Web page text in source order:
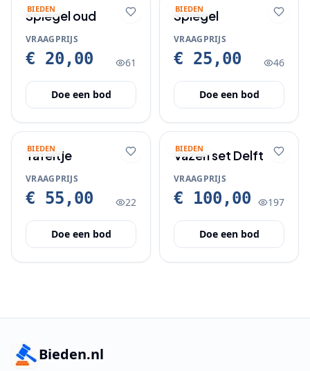
BIEDEN
Spiegel oud
VRAAGPRIJS
€ 20,00 61
Doe een bod
BIEDEN
Spiegel
VRAAGPRIJS
€ 25,00 46
Doe een bod
BIEDEN
Tafeltje
VRAAGPRIJS
€ 55,00 22
Doe een bod
BIEDEN
Vazen set Delft
VRAAGPRIJS
€ 100,00 197
Doe een bod
Bieden.nl